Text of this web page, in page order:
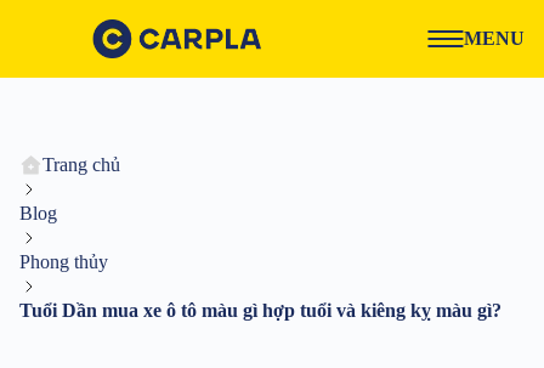
MENU
Trang chủ
Blog
Phong thủy
Tuổi Dần mua xe ô tô màu gì hợp tuổi và kiêng kỵ màu gì?